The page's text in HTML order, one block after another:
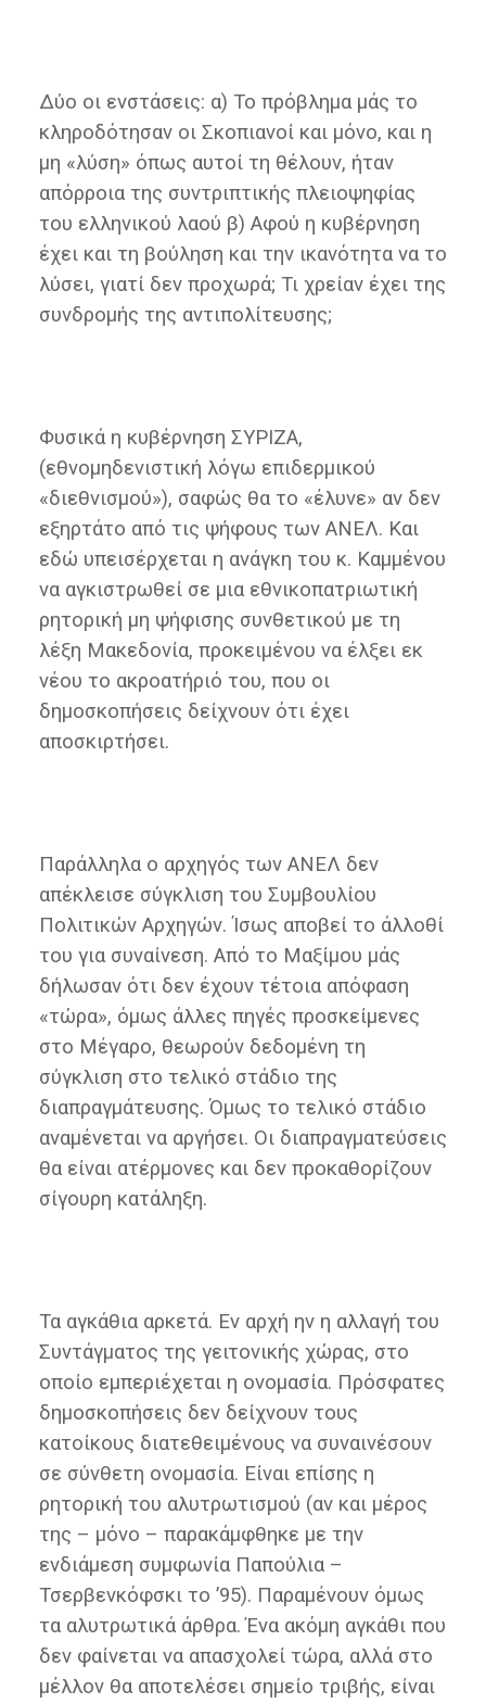
Δύο οι ενστάσεις: α) Το πρόβλημα μάς το
κληροδότησαν οι Σκοπιανοί και μόνο, και η
μη «λύση» όπως αυτοί τη θέλουν, ήταν
απόρροια της συντριπτικής πλειοψηφίας
του ελληνικού λαού β) Αφού η κυβέρνηση
έχει και τη βούληση και την ικανότητα να το
λύσει, γιατί δεν προχωρά; Τι χρείαν έχει της
συνδρομής της αντιπολίτευσης;
Φυσικά η κυβέρνηση ΣΥΡΙΖΑ,
(εθνομηδενιστική λόγω επιδερμικού
«διεθνισμού»), σαφώς θα το «έλυνε» αν δεν
εξηρτάτο από τις ψήφους των ΑΝΕΛ. Και
εδώ υπεισέρχεται η ανάγκη του κ. Καμμένου
να αγκιστρωθεί σε μια εθνικοπατριωτική
ρητορική μη ψήφισης συνθετικού με τη
λέξη Μακεδονία, προκειμένου να έλξει εκ
νέου το ακροατήριό του, που οι
δημοσκοπήσεις δείχνουν ότι έχει
αποσκιρτήσει.
Παράλληλα ο αρχηγός των ΑΝΕΛ δεν
απέκλεισε σύγκλιση του Συμβουλίου
Πολιτικών Αρχηγών. Ίσως αποβεί το άλλοθί
του για συναίνεση. Από το Μαξίμου μάς
δήλωσαν ότι δεν έχουν τέτοια απόφαση
«τώρα», όμως άλλες πηγές προσκείμενες
στο Μέγαρο, θεωρούν δεδομένη τη
σύγκλιση στο τελικό στάδιο της
διαπραγμάτευσης. Όμως το τελικό στάδιο
αναμένεται να αργήσει. Οι διαπραγματεύσεις
θα είναι ατέρμονες και δεν προκαθορίζουν
σίγουρη κατάληξη.
Τα αγκάθια αρκετά. Εν αρχή ην η αλλαγή του
Συντάγματος της γειτονικής χώρας, στο
οποίο εμπεριέχεται η ονομασία. Πρόσφατες
δημοσκοπήσεις δεν δείχνουν τους
κατοίκους διατεθειμένους να συναινέσουν
σε σύνθετη ονομασία. Είναι επίσης η
ρητορική του αλυτρωτισμού (αν και μέρος
της – μόνο – παρακάμφθηκε με την
ενδιάμεση συμφωνία Παπούλια –
Τσερβενκόφσκι το ’95). Παραμένουν όμως
τα αλυτρωτικά άρθρα. Ένα ακόμη αγκάθι που
δεν φαίνεται να απασχολεί τώρα, αλλά στο
μέλλον θα αποτελέσει σημείο τριβής, είναι